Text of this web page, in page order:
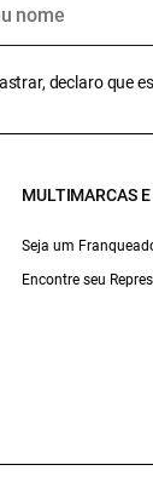
declaro que
MULTIMARCAS
Seja um
Encontre seu